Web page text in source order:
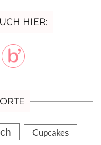
HIER:
Cupcakes